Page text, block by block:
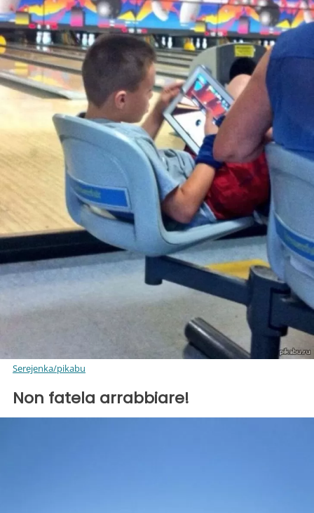
Serejenka/pikabu
Non fatela arrabbiare!